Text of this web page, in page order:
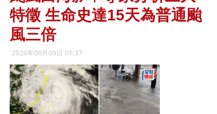
特徵 生命史達15天為普通颱
風三倍
2026年08月09日 01:37